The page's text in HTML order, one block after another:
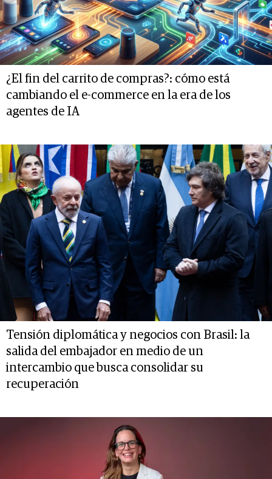
¿El fin del carrito de compras?: cómo está
cambiando el e-commerce en la era de los
agentes de IA
Tensión diplomática y negocios con Brasil: la
salida del embajador en medio de un
intercambio que busca consolidar su
recuperación